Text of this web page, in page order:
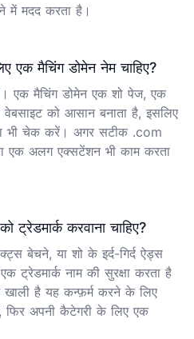
में मदद करता है।
एक मैचिंग डोमेन नेम चाहिए?
एक मैचिंग डोमेन एक शो पेज, एक
को आसान बनाता है, इसलिए
भी चेक करें। अगर सटीक .com
एक अलग एक्सटेंशन भी काम करता
ट्रेडमार्क करवाना चाहिए?
बेचने, या शो के इर्द-गिर्द ऐड्स
ट्रेडमार्क नाम की सुरक्षा करता है
है यह कन्फ़र्म करने के लिए
अपनी कैटेगरी के लिए एक